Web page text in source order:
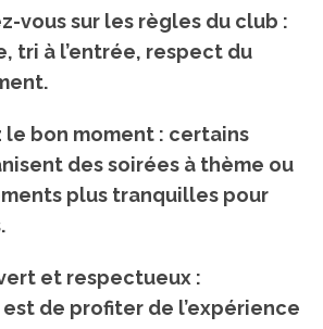
vous sur les règles du club :
tri à l’entrée, respect du
le bon moment: certains
des soirées à thème ou
plus tranquilles pour
et respectueux:
est de profiter de l’expérience